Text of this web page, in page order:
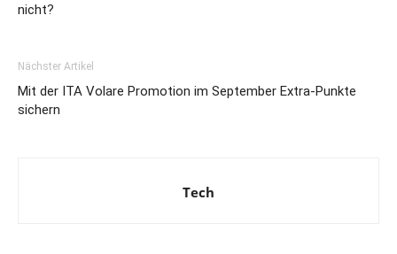
nicht?
Nächster Artikel
Mit der ITA Volare Promotion im September Extra-Punkte
sichern
Tech